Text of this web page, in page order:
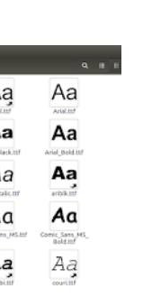
de pacotes: $
$ sudo apt-
d -c 3- Instalar
pacote] 4-
get check 5-
instalação de
apt-get -f install